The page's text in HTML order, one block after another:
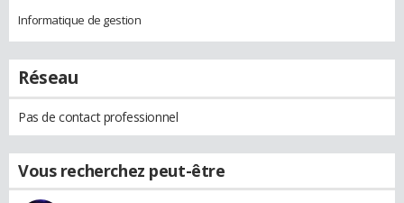
Informatique de gestion
Réseau
Pas de contact professionnel
Vous recherchez peut-être